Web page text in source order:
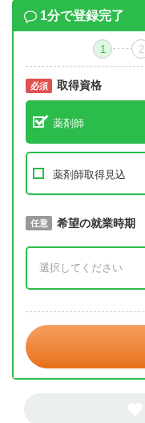
1分で登録完了
1 2
必須 取得資格
薬剤師
薬剤師取得見込
必須 取得予定年
任意 希望の就業時期